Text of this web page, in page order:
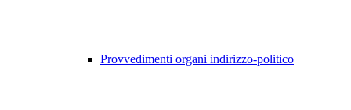
Provvedimenti organi indirizzo-politico